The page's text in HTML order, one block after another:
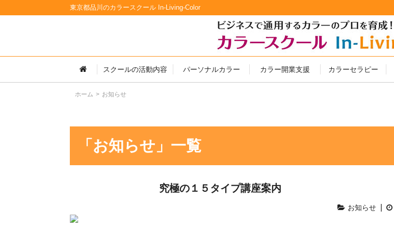
東京都品川のカラースクール In-Living-Color
スクールの活動内容 パーソナルカラー カラー開業支援 カラーセラピー
ホーム お知らせ
「お知らせ」一覧
究極の１５タイプ講座案内
お知らせ|